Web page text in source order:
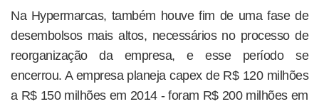
Na Hypermarcas, também houve fim de uma fase de
desembolsos mais altos, necessários no processo de
reorganização da empresa, e esse período se
encerrou. A empresa planeja capex de R$ 120 milhões
a R$ 150 milhões em 2014 - foram R$ 200 milhões em